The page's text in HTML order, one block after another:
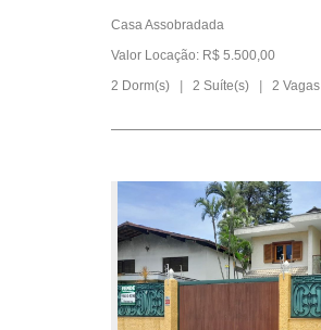
Casa Assobradada
Valor Locação: R$ 5.500,00
2 Dorm(s)
2 Suíte(s) 2 Vagas